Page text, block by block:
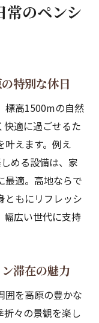
常のペンシ
特別な休日
標高1500mの自然
快適に過ごせるた
叶えます。例え
める設備は、家
最適。高地ならで
ともにリフレッシ
幅広い世代に支持
滞在の魅力
囲を高原の豊かな
々の景観を楽し